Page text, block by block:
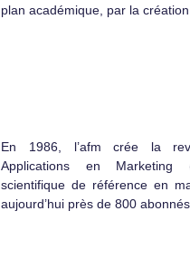
plan académique, par la création
En 1986, l’afm crée la
Applications en
scientifique de référence en
aujourd’hui près de 800 abonnés.